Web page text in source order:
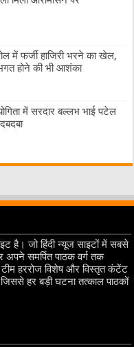
में फर्जी हाजिरी भरने का खेल,
होने की भी आशंका
में सरदार बल्लभ भाई पटेल
है। जो हिंदी न्यूज साइटों में सबसे
अपने समर्पित पाठक वर्ग तक
टीम हररोज विशेष और विस्तृत कंटेंट
हर बड़ी घटना तत्काल पाठकों